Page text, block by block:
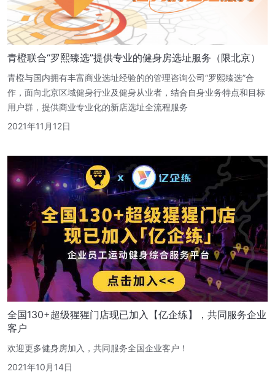
青橙联合“罗熙臻选”提供专业的健身房选址服务（限北京）
青橙与国内拥有丰富商业选址经验的的管理咨询公司“罗熙臻选”合
作，面向北京区域健身行业及健身从业者，结合自身业务特点和目标
用户群，提供商业专业化的新店选址全流程服务
2021年11月12日
全国130+超级猩猩门店现已加入【亿企练】，共同服务企业
客户
欢迎更多健身房加入，共同服务全国企业客户！
2021年10月14日